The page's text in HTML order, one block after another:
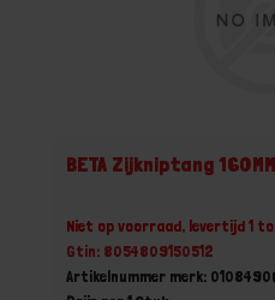
BETA Zijkniptang
Niet op voorraad, levertijd 1
Gtin: 8054809150512
Artikelnummer merk: